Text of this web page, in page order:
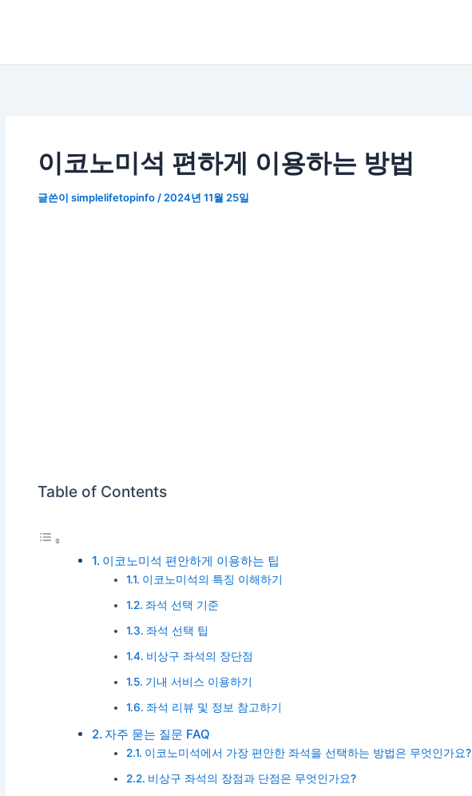
이코노미석 편하게 이용하는 방법
글쓴이 simplelifetopinfo / 2024년 11월 25일
Table of Contents
이코노미석 편안하게 이용하는 팁
이코노미석의 특징 이해하기
좌석 선택 기준
좌석 선택 팁
비상구 좌석의 장단점
기내 서비스 이용하기
좌석 리뷰 및 정보 참고하기
자주 묻는 질문 FAQ
이코노미석에서 가장 편안한 좌석을 선택하는 방법은 무엇인가요?
비상구 좌석의 장점과 단점은 무엇인가요?